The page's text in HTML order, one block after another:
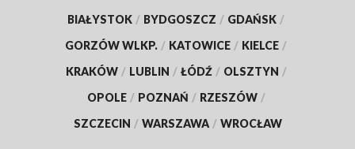
BIAŁYSTOK / BYDGOSZCZ / GDAŃSK /
GORZÓW WLKP. / KATOWICE / KIELCE /
KRAKÓW / LUBLIN / ŁÓDŹ / OLSZTYN /
OPOLE / POZNAŃ / RZESZÓW /
SZCZECIN / WARSZAWA / WROCŁAW